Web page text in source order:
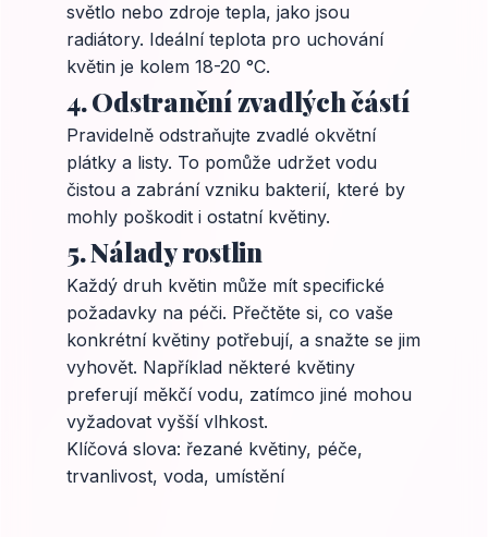
světlo nebo zdroje tepla, jako jsou
radiátory. Ideální teplota pro uchování
květin je kolem 18-20 °C.
4. Odstranění zvadlých částí
Pravidelně odstraňujte zvadlé okvětní
plátky a listy. To pomůže udržet vodu
čistou a zabrání vzniku bakterií, které by
mohly poškodit i ostatní květiny.
5. Nálady rostlin
Každý druh květin může mít specifické
požadavky na péči. Přečtěte si, co vaše
konkrétní květiny potřebují, a snažte se jim
vyhovět. Například některé květiny
preferují měkčí vodu, zatímco jiné mohou
vyžadovat vyšší vlhkost.
Klíčová slova: řezané květiny, péče,
trvanlivost, voda, umístění